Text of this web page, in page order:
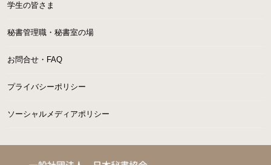
学生の皆さま
秘書管理職・秘書室の場
お問合せ・FAQ
プライバシーポリシー
ソーシャルメディアポリシー